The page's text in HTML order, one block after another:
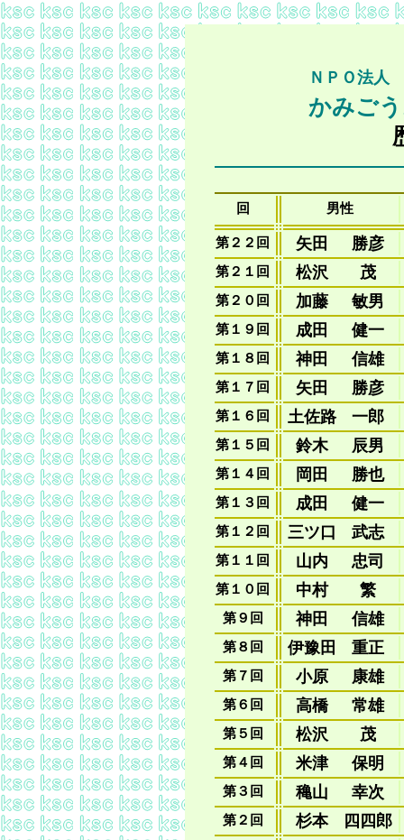
ＮＰＯ法人
かみご
回 男性
第２２回 矢田 勝彦
第２１回 松沢 茂
第２０回 加藤 敏男
第１９回 成田 健一
第１８回 神田 信雄
第１７回 矢田 勝彦
第１６回 土佐路 一郎
第１５回 鈴木 辰男
第１４回 岡田 勝也
第１３回 成田 健一
第１２回 三ツ口 武志
第１１回 山内 忠司
第１０回 中村 繁
第９回 神田 信雄
第８回 伊豫田 重正
第７回 小原 康雄
第６回 高橋 常雄
第５回 松沢 茂
第４回 米津 保明
第３回 穐山 幸次
第２回 杉本 四四郎